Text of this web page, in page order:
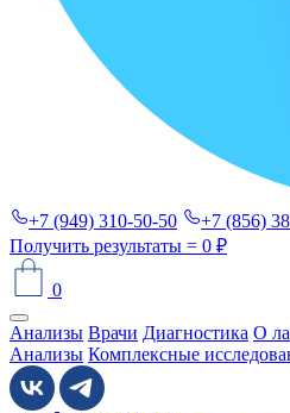
+7 (949) 310-50-50 +7 (856)
Получить результаты = 0 ₽
0
Анализы Врачи Диагностика О
Анализы Комплексные